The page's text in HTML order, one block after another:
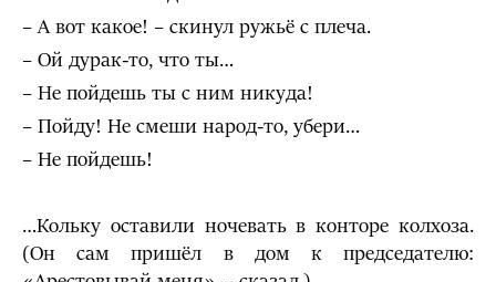
– А вот какое! – скинул ружьё с плеча.
– Ой дурак-то, что ты…
– Не пойдешь ты с ним никуда!
– Пойду! Не смеши народ-то, убери…
– Не пойдешь!
…Кольку оставили ночевать в конторе колхоза.
(Он сам пришёл в дом к председателю: